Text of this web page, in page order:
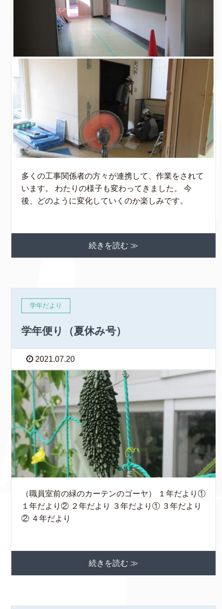
多くの工事関係者の方々が連携して、作業をされて
います。 わたりの様子も変わってきました。 今
後、どのように変化していくのか楽しみです。
続きを読む ≫
学年だより
学年便り（夏休み号）
2021.07.20
（職員室前の緑のカーテンのゴーヤ） １年だより①
１年だより② ２年だより ３年だより① ３年だより
② ４年だより
続きを読む ≫